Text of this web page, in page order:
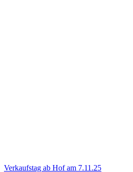
Verkaufstag ab Hof am 7.11.25